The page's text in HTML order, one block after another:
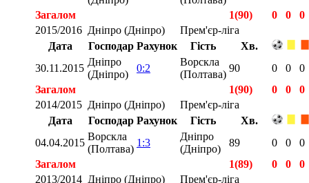
Загалом
1(90) 0 0
0
2015/2016 Дніпро (Дніпро)
Прем'єр-ліга
Дата
Господар Рахунок Гість
Хв.
30.11.2015
Дніпро
(Дніпро)
0:2
Ворскла
(Полтава)
90 0 0
0
Загалом
1(90) 0 0
0
2014/2015 Дніпро (Дніпро)
Прем'єр-ліга
Дата
Господар Рахунок Гість
Хв.
04.04.2015
Ворскла
(Полтава)
1:3
Дніпро
(Дніпро)
89 0 0
0
Загалом
1(89) 0 0
0
2013/2014 Дніпро (Дніпро) Прем'єр-ліга